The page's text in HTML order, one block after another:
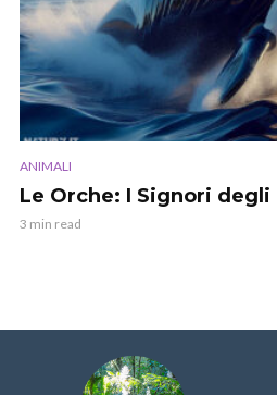
ANIMALI
Le Orche: I Signori degli
3 min read